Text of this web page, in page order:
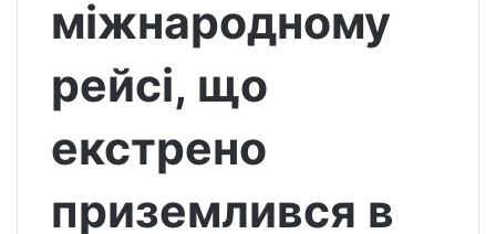
міжнародному
рейсі, що
екстрено
приземлився в